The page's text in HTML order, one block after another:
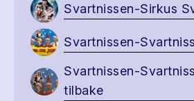
Svartnissen-Sirkus
Svartnissen-
Svartnissen-
tilbake